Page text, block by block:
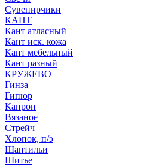
Сувенирчики
КАНТ
Кант атласный
Кант иск. кожа
Кант мебельный
Кант разный
КРУЖЕВО
Гинза
Гипюр
Капрон
Вязаное
Стрейч
Хлопок, п/э
Шантильи
Шитье